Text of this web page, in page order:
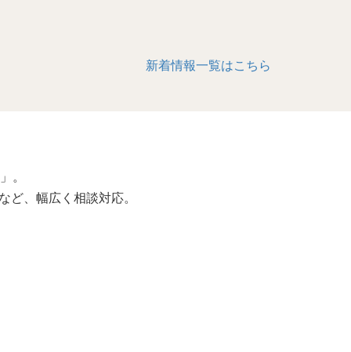
新着情報一覧はこちら
。
ど、幅広く相談対応。